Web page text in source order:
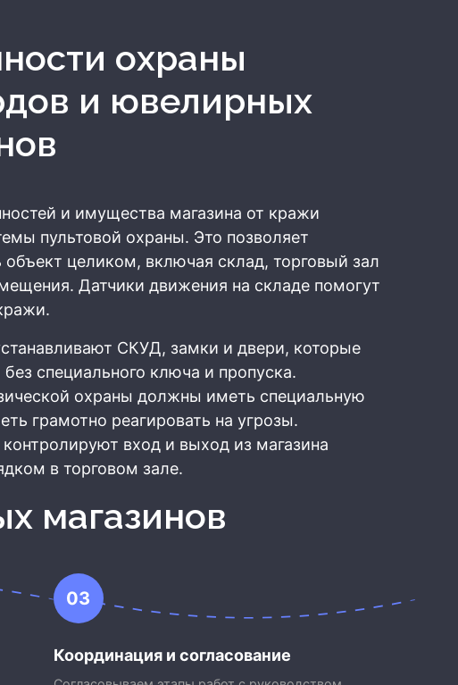
и ювелирных
и имущества магазина от кражи
пультовой охраны. Это позволяет
объект целиком, включая склад, торговый зал
Датчики движения на складе помогут
СКУД, замки и двери, которые
специального ключа и пропуска.
охраны должны иметь специальную
грамотно реагировать на угрозы.
вход и выход из магазина
в торговом зале.
магазинов
03
Координация и согласование